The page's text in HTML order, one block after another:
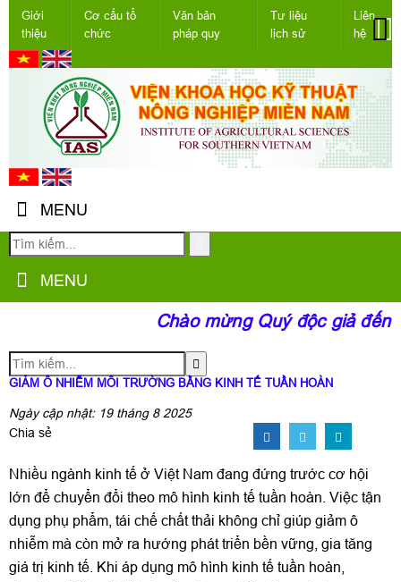
Giới
thiệu
Cơ cấu tổ
chức
Văn bản
pháp quy
Tư liệu
lịch sử
Liên
hệ
MENU
MENU
Chào mừng Quý độc giả đến
GIẢM Ô NHIỄM MÔI TRƯỜNG BẰNG KINH TẾ TUẦN HOÀN
Ngày cập nhật: 19 tháng 8 2025
Chia sẻ
Nhiều ngành kinh tế ở Việt Nam đang đứng trước cơ hội
lớn để chuyển đổi theo mô hình kinh tế tuần hoàn. Việc tận
dụng phụ phẩm, tái chế chất thải không chỉ giúp giảm ô
nhiễm mà còn mở ra hướng phát triển bền vững, gia tăng
giá trị kinh tế. Khi áp dụng mô hình kinh tế tuần hoàn,